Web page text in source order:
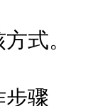
式。
骤